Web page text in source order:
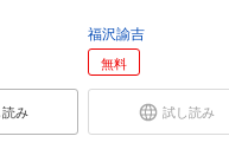
み
福沢諭吉
無料
試し読み